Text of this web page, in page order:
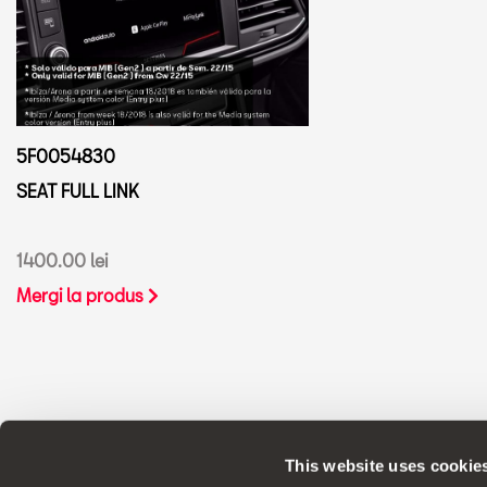
This website uses
5F0054830
SEAT FULL LINK
1400.00 lei
Mergi la produs